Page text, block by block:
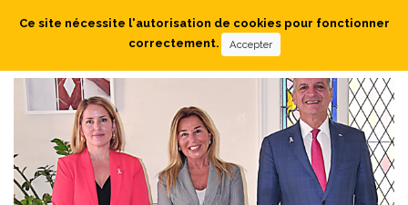
Ce site nécessite l'autorisation de cookies pour fonctionner
correctement.
Accepter